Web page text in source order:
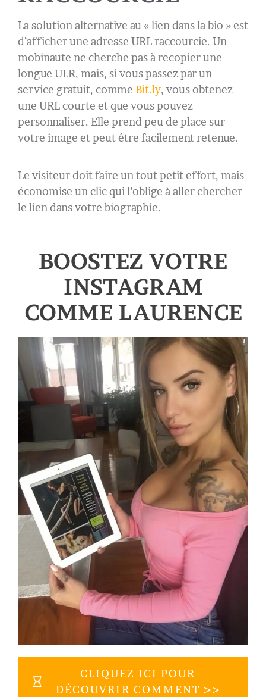
La solution alternative au « lien dans la bio » est
d’afficher une adresse URL raccourcie. Un
mobinaute ne cherche pas à recopier une
longue ULR, mais, si vous passez par un
service gratuit, comme Bit.ly, vous obtenez
une URL courte et que vous pouvez
personnaliser. Elle prend peu de place sur
votre image et peut être facilement retenue.
Le visiteur doit faire un tout petit effort, mais
économise un clic qui l’oblige à aller chercher
le lien dans votre biographie.
BOOSTEZ VOTRE
INSTAGRAM
COMME LAURENCE
CLIQUEZ ICI POUR
DÉCOUVRIR COMMENT >>